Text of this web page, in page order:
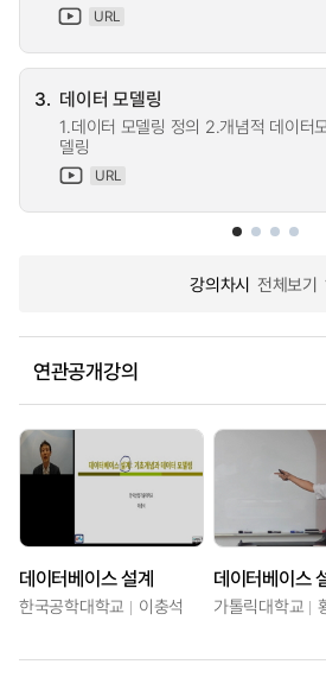
URL
3. 데이터 모델링
1.데이터 모델링 정의 2.개념적 데이터
델링
URL
강의차시 전체보기
연관공개강의
데이터베이스 설계
한국공학대학교 이충석
데이터베이스
가톨릭대학교